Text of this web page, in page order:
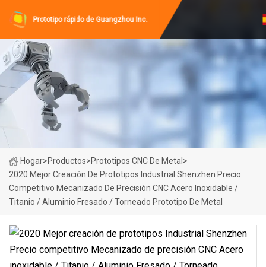
Prototipo rápido de Guangzhou Inc.
Hogar>Productos>Prototipos CNC De Metal >
2020 Mejor Creación De Prototipos Industrial Shenzhen Precio
Competitivo Mecanizado De Precisión CNC Acero Inoxidable /
Titanio / Aluminio Fresado / Torneado Prototipo De Metal